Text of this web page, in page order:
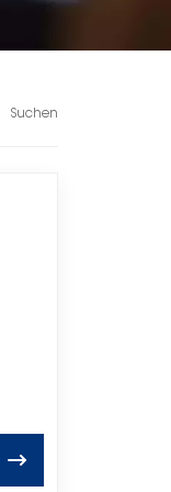
Suchen